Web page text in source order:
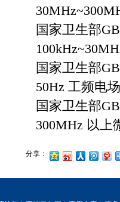
国家卫生部
国家卫生部
50Hz 工频电
国家卫生部
300MHz 以上
分享：